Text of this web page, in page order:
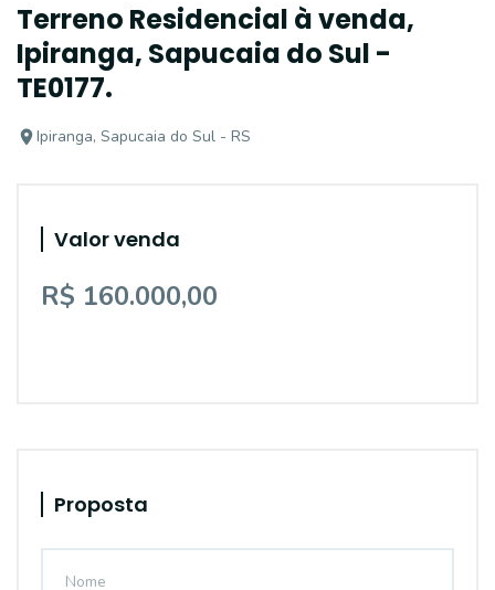
Terreno Residencial à venda,
Ipiranga, Sapucaia do Sul -
TE0177.
Ipiranga, Sapucaia do Sul - RS
Valor venda
R$ 160.000,00
Proposta